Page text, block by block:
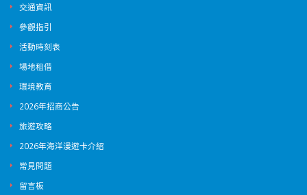
交通資訊
參觀指引
活動時刻表
場地租借
環境教育
2026年招商公告
旅遊攻略
2026年海洋漫遊卡介紹
常見問題
留言板